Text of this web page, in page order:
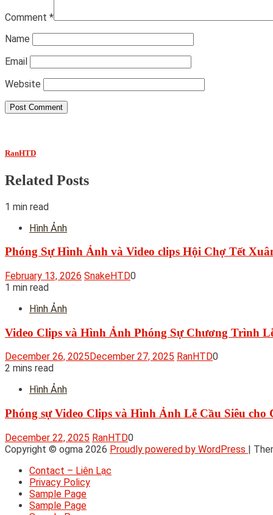
Comment *
Name
Email
Website
RanHTD
Related Posts
1 min read
Hình Ảnh
Phóng Sự Hình Ảnh và Video clips Hội Chợ Tết
February 13, 2026 SnakeHTD0
1 min read
Hình Ảnh
Video Clips và Hình Ảnh Phóng Sự Chương Trình
December 26, 2025 December 27, 2025 RanHTD0
2 mins read
Hình Ảnh
Phóng sự Video Clips và Hình Ảnh Lễ Cầu Siêu
December 22, 2025 RanHTD0
Copyright © ogma 2026 Proudly powered by WordPress |
Contact – Liên Lạc
Privacy Policy
Sample Page
Sample Page